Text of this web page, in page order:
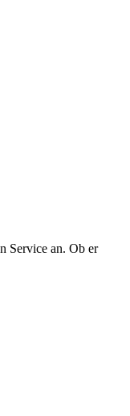
Service an. Ob er